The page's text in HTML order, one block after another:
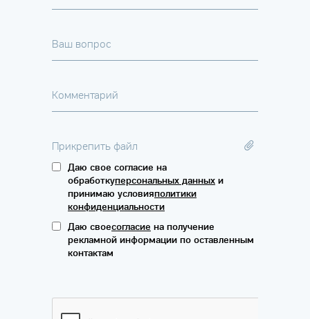
Ваш вопрос
Комментарий
Прикрепить файл
Даю свое согласие на
обработкуперсональных данных и
принимаю условияполитики
конфиденциальности
Даю своесогласие на получение
рекламной информации по оставленным
контактам